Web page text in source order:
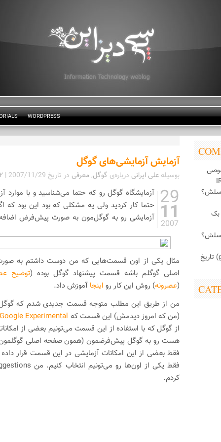
WORDPRESS
بک
ابزارک (gadget) تاریخ
آزمایش آزمایشی‌های گوگل
بوسیله علی ایرانی درباره‌ی گوگل,معرفی در تاریخ 2007/11/29
| ۲
29
11
2007
آزمایشگاه گوگل رو که حتما می‌شناسید و با
حتما کار کردید ولی یه مشکلی که بود این بود که
آزمایشی رو به گوگل‌مون به صورت پیش‌فرض اضافه
مثال یکی از اون قسمت‌هایی که من دوست داشتم به
اصلی گوگلم باشه قسمت پیشنهاد گوگل بوده (توضیح
(عصرونه) روش این کار رو اینجا آموزش داد.
من از طریق این مطلب متوجه قسمت جدیدی شدم که گوگل
(من که امروز دیدمش) این قسمت که Google Experimental
از گوگل که با استفاده از این قسمت می‌تونیم بعضی از
هست رو به گوگل پیش‌فرضمون (همون صفحه اصلی گوگلمون)
فقط بعضی از این امکانات آزمایشی در این قسمت قرار
کردم.